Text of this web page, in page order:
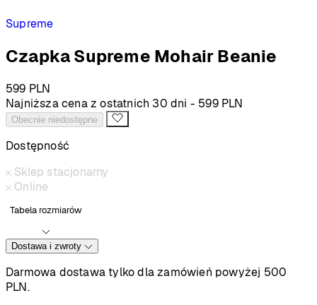
Supreme
Czapka Supreme Mohair Beanie
599 PLN
Najniższa cena z ostatnich 30 dni - 599 PLN
Obecnie niedostępne
Dostępność
Sklep stacjonarny
Online
Tabela rozmiarów
Dostawa i zwroty
Darmowa dostawa tylko dla zamówień powyżej 500
PLN.